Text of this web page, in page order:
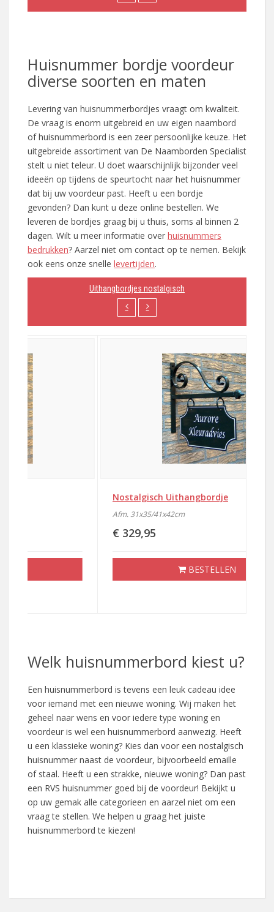
Huisnummer bordje voordeur
diverse soorten en maten
Levering van huisnummerbordjes vraagt om kwaliteit.
De vraag is enorm uitgebreid en uw eigen naambord
of huisnummerbord is een zeer persoonlijke keuze. Het
uitgebreide assortiment van De Naamborden Specialist
stelt u niet teleur. U doet waarschijnlijk bijzonder veel
ideeën op tijdens de speurtocht naar het huisnummer
dat bij uw voordeur past. Heeft u een bordje
gevonden? Dan kunt u deze online bestellen. We
leveren de bordjes graag bij u thuis, soms al binnen 2
dagen. Wilt u meer informatie over huisnummers
bedrukken? Aarzel niet om contact op te nemen. Bekijk
ook eens onze snelle levertijden.
Uithangbordjes nostalgisch
Nostalgisch Uithangbordje
Afm. 31x35/41x42cm
Welk huisnummerbord kiest u?
Een huisnummerbord is tevens een leuk cadeau idee
voor iemand met een nieuwe woning. Wij maken het
geheel naar wens en voor iedere type woning en
voordeur is wel een huisnummerbord aanwezig. Heeft
u een klassieke woning? Kies dan voor een nostalgisch
huisnummer naast de voordeur, bijvoorbeeld emaille
of staal. Heeft u een strakke, nieuwe woning? Dan past
een RVS huisnummer goed bij de voordeur! Bekijkt u
op uw gemak alle categorieen en aarzel niet om een
vraag te stellen. We helpen u graag het juiste
huisnummerbord te kiezen!